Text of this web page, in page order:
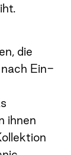
die
nach Ein-
ihnen